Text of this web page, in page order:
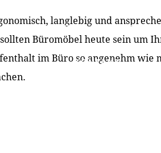
ÜBER UNS
KONTAKT
langlebig und
sollten Büromöbel heute sein um
im Büro so angenehm wie